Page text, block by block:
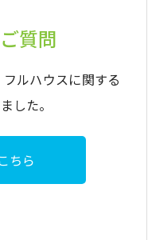
質問
ルハウスに関する
した。
ちら